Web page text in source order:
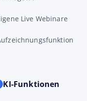
Live Webinare
KI-Funktionen